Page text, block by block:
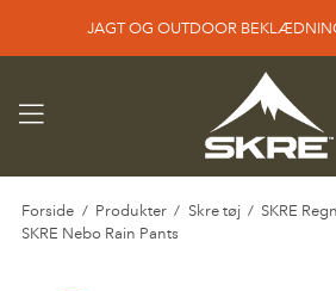
JAGT OG OUTDOOR
Forside / Produkter / Skre tøj / SKRE
SKRE Nebo Rain Pants